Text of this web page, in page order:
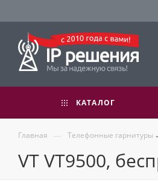
КАТАЛОГ
Главная — Телефонные гарнитуры
VT VT9500,